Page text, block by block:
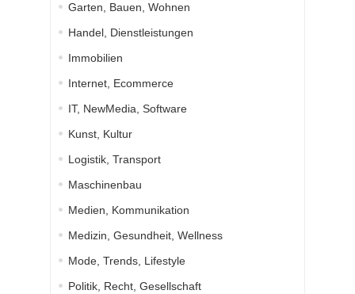
Garten, Bauen, Wohnen
Handel, Dienstleistungen
Immobilien
Internet, Ecommerce
IT, NewMedia, Software
Kunst, Kultur
Logistik, Transport
Maschinenbau
Medien, Kommunikation
Medizin, Gesundheit, Wellness
Mode, Trends, Lifestyle
Politik, Recht, Gesellschaft